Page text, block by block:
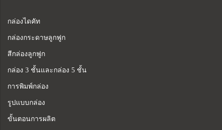
กล่องไดคัท
กล่องกระดาษลูกฟูก
สีกล่องลูกฟูก
กล่อง 3 ชั้นและกล่อง 5 ชั้น
การพิมพ์กล่อง
รูปแบบกล่อง
ขั้นตอนการผลิต